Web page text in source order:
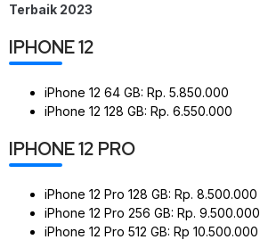
Terbaik 2023
IPHONE 12
iPhone 12 64 GB: Rp. 5.850.000
iPhone 12 128 GB: Rp. 6.550.000
IPHONE 12 PRO
iPhone 12 Pro 128 GB: Rp. 8.500.000
iPhone 12 Pro 256 GB: Rp. 9.500.000
iPhone 12 Pro 512 GB: Rp 10.500.000